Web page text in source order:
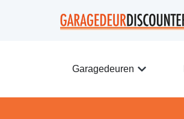
Garagedeuren